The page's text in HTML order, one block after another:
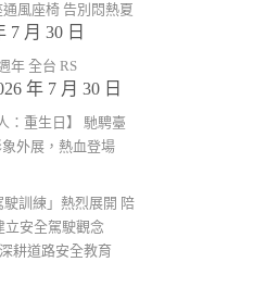
風座椅 告別悶熱夏
7 月 30 日
年 全台 RS
年 7 月 30 日
：重生日】 馳騁臺
外展，熱血登場
訓練」熱烈展開 陪
立安全駕駛觀念
耕道路安全教育